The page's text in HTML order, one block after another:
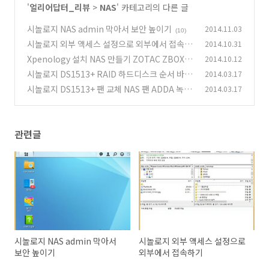
'얼리어답터_리뷰 > NAS' 카테고리의 다른 글
시놀로지 NAS admin 막아서 보안 높이기
(10) 2014.11.03
시놀로지 외부 액세스 설정으로 외부에서 접속하
기 (19)
2014.10.31
Xpenology 설치 NAS 만들기 ZOTAC ZBOX n
ano CI320
(35)
2014.10.12
시놀로지 DS1513+ RAID 하드디스크 순서 바꾸
기
(12)
2014.03.17
시놀로지 DS1513+ 팬 교체 NAS 팬 ADDA 녹투
2014.03.17
관련글
시놀로지 NAS admin 막아서
보안 높이기
시놀로지 외부 액세스 설정으로
외부에서 접속하기